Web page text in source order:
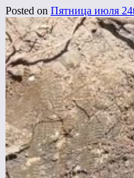
Posted on Пятница июля